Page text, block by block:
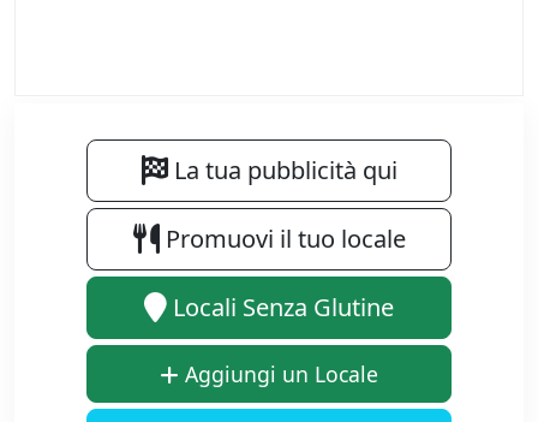
La tua pubblicità qui
Promuovi il tuo locale
Locali Senza Glutine
Aggiungi un Locale